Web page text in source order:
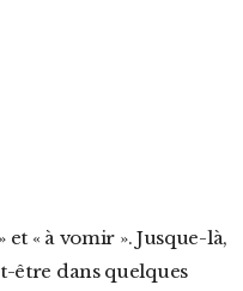
être dans quelques